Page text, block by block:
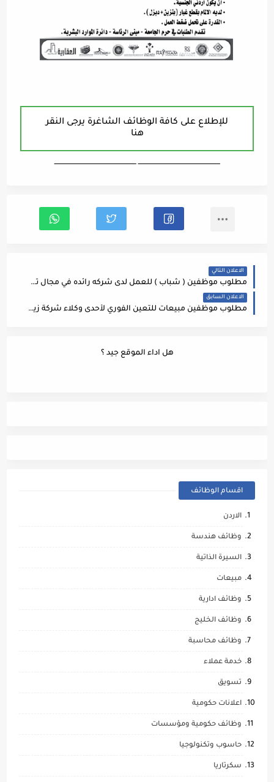
للإطلاع على كافة الوظائف الشاغرة يرجى النقر
هنا
ـــــــــــــــــــــــــــــــــــــــــــــــــــــــــــــــــــ ـــــــــــــــــــــــــــــــــــــــــــــــــــــــــــــــــــ
الاعلان التالي
مطلوب موظفين ( شباب ) للعمل لدى شركه رائده في مجال تسويق الخدمات الطبيه برواتب اساسيه زائد عمولات مجزيه وحوافز
الاعلان السابق
مطلوب موظفين مبيعات للتعين الفوري لأحدى وكلاء شركة زين للاتصالات
هل اداء الموقع جيد ؟
اقسام الوظائف
الاردن
وظائف هندسة
السيرة الذاتية
مبيعات
وظائف ادارية
وظائف الخليج
وظائف محاسبة
خدمة عملاء
تسويق
اعلانات حكومية
وظائف حكومية ومؤسسات
حاسوب وتكنولوجيا
سكرتاريا